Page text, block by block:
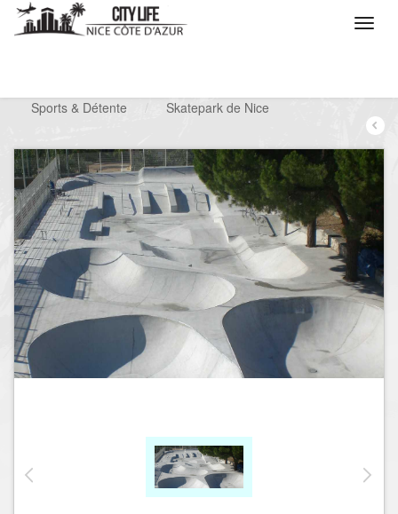
Sports & Détente
/ Skatepark de Nice